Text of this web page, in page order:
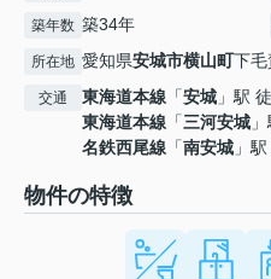
築年数 築34年
所在地 愛知県安城市横山町下毛
交通 東海道本線 「安城 」駅
東海道本線 「三河安城
名鉄西尾線 「南安城 」
物件の特徴